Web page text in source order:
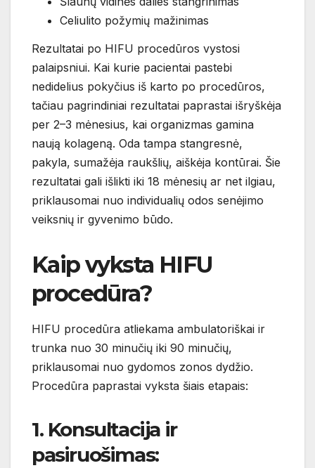
Celiulito požymių mažinimas
Rezultatai po HIFU procedūros vystosi
palaipsniui. Kai kurie pacientai pastebi
nedidelius pokyčius iš karto po procedūros,
tačiau pagrindiniai rezultatai paprastai išryškėja
per 2–3 mėnesius, kai organizmas gamina
naują kolageną. Oda tampa stangresnė,
pakyla, sumažėja raukšlių, aiškėja kontūrai. Šie
rezultatai gali išlikti iki 18 mėnesių ar net ilgiau,
priklausomai nuo individualių odos senėjimo
veiksnių ir gyvenimo būdo.
Kaip vyksta HIFU
procedūra?
HIFU procedūra atliekama ambulatoriškai ir
trunka nuo 30 minučių iki 90 minučių,
priklausomai nuo gydomos zonos dydžio.
Procedūra paprastai vyksta šiais etapais:
1. Konsultacija ir
pasiruošimas: